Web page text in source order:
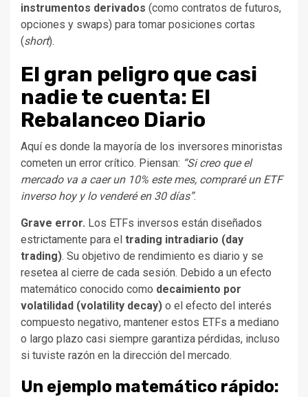
instrumentos derivados (como contratos de futuros,
opciones y swaps) para tomar posiciones cortas
(short).
El gran peligro que casi
nadie te cuenta: El
Rebalanceo Diario
Aquí es donde la mayoría de los inversores minoristas
cometen un error crítico. Piensan: “Si creo que el
mercado va a caer un 10% este mes, compraré un ETF
inverso hoy y lo venderé en 30 días”.
Grave error. Los ETFs inversos están diseñados
estrictamente para el trading intradiario (day
trading). Su objetivo de rendimiento es diario y se
resetea al cierre de cada sesión. Debido a un efecto
matemático conocido como decaimiento por
volatilidad (volatility decay) o el efecto del interés
compuesto negativo, mantener estos ETFs a mediano
o largo plazo casi siempre garantiza pérdidas, incluso
si tuviste razón en la dirección del mercado.
Un ejemplo matemático rápido: